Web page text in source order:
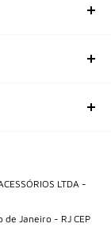
LTDA -
de Janeiro - RJ CEP